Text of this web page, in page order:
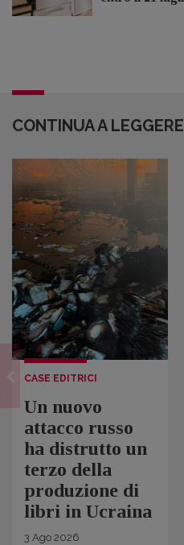
CONTINUA A LEGGERE
CASE EDITRICI
Un nuovo
attacco russo
ha distrutto un
terzo della
produzione di
libri in Ucraina
3 Ago 2026